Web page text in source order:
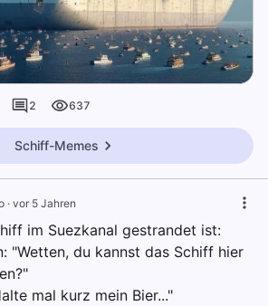
2 637
Schiff-Memes
· vor 5 Jahren
im Suezkanal gestrandet ist:
"Wetten, du kannst das Schiff hier
mal kurz mein Bier..."